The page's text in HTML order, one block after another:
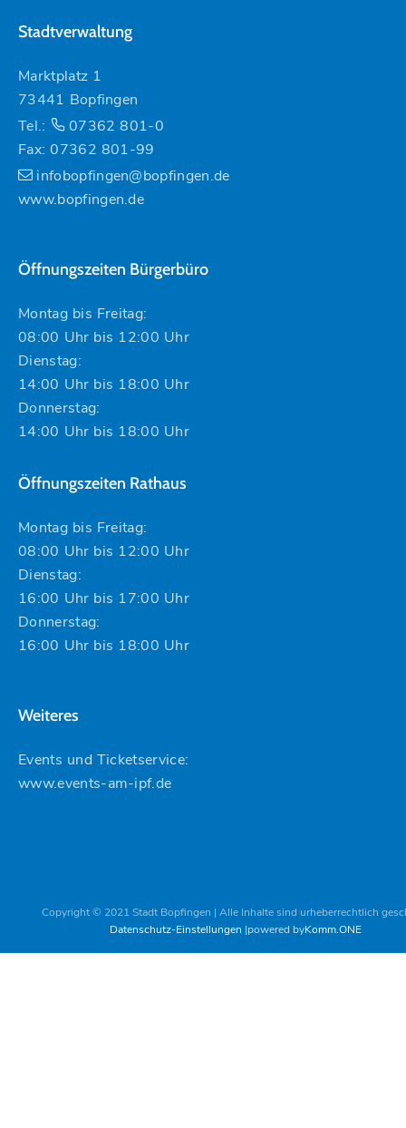
Stadtverwaltung
Marktplatz 1
73441 Bopfingen
Tel.:
07362 801-0
Fax: 07362 801-99
infobopfingen@bopfingen.de
www.bopfingen.de
Öffnungszeiten Bürgerbüro
Montag bis Freitag:
08:00 Uhr bis 12:00 Uhr
Dienstag:
14:00 Uhr bis 18:00 Uhr
Donnerstag:
14:00 Uhr bis 18:00 Uhr
Öffnungszeiten Rathaus
Montag bis Freitag:
08:00 Uhr bis 12:00 Uhr
Dienstag:
16:00 Uhr bis 17:00 Uhr
Donnerstag:
16:00 Uhr bis 18:00 Uhr
Weiteres
Events und Ticketservice:
www.events-am-ipf.de
Copyright © 2021 Stadt Bopfingen | Alle Inhalte sind urheberrechtlich
Datenschutz-Einstellungen powered byKomm.ONE